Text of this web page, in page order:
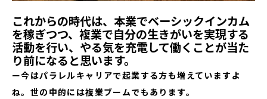
これからの時代は、本業でベーシックインカム
を稼ぎつつ、複業で自分の生きがいを実現する
活動を行い、やる気を充電して働くことが当た
り前になると思います。
ー今はパラレルキャリアで起業する方も増えていますよ
ね。世の中的には複業ブームでもあります。